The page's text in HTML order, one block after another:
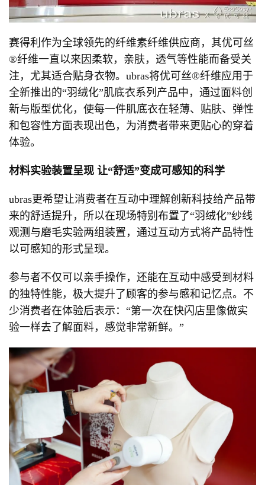
赛得利作为全球领先的纤维素纤维供应商，其优可丝
®纤维一直以来因柔软，亲肤，透气等性能而备受关
注，尤其适合贴身衣物。ubras将优可丝®纤维应用于
全新推出的“羽绒化”肌底衣系列产品中，通过面料创
新与版型优化，使每一件肌底衣在轻薄、贴肤、弹性
和包容性方面表现出色，为消费者带来更贴心的穿着
体验。
材料实验装置呈现 让“舒适”变成可感知的科学
ubras更希望让消费者在互动中理解创新科技给产品带
来的舒适提升，所以在现场特别布置了“羽绒化”纱线
观测与磨毛实验两组装置，通过互动方式将产品特性
以可感知的形式呈现。
参与者不仅可以亲手操作，还能在互动中感受到材料
的独特性能，极大提升了顾客的参与感和记忆点。不
少消费者在体验后表示：“第一次在快闪店里像做实
验一样去了解面料，感觉非常新鲜。”